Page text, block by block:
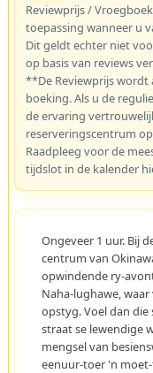
Reviewprijs /
toepassing wanneer u
Dit geldt echter niet
op basis van reviews
**De Reviewprijs
boeking. Als u de
de ervaring
reserveringscentrum
Raadpleeg voor de
tijdslot in de kalender
Ongeveer 1 uur. Bij
centrum van
opwindende ry-
Naha-lughawe,
opstyg. Voel dan die
straat se lewendige
mengsel van
eenuur-toer 'n